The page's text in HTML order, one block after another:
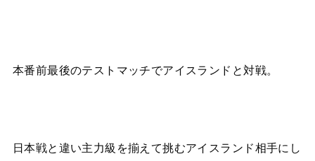
本番前最後のテストマッチでアイスランドと対戦。
日本戦と違い主力級を揃えて挑むアイスランド相手にし